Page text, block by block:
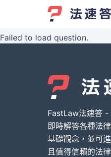
婚
債
刑
其
Failed to load question.
FastLaw法速答 -
即時解答各種法
基礎觀念，並可
且值得信賴的法